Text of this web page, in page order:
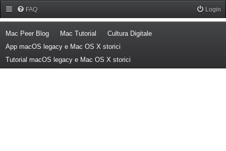
FAQ Login
Mac Peer Blog(Opens a new tab)
Mac Tutorial (Opens a new tab)
Cultura Digitale(Opens a new tab)
App macOS legacy e Mac OS X storici
Tutorial macOS legacy e Mac OS X storici